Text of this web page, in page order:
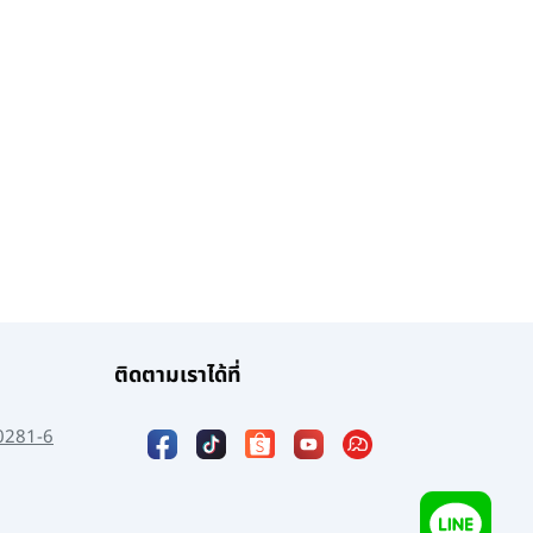
6
ติดตามเราได้ที่